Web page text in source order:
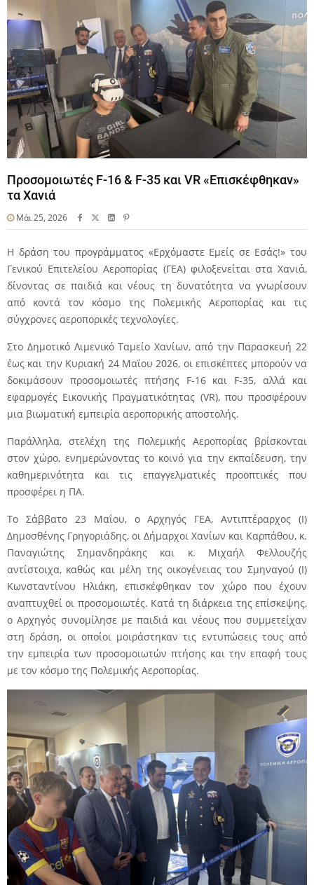
Προσομοιωτές F-16 & F-35 και VR «Επισκέφθηκαν»
τα Χανιά
Μάι 25, 2026
Η δράση του προγράμματος «Ερχόμαστε Εμείς σε Εσάς!» του
Γενικού Επιτελείου Αεροπορίας (ΓΕΑ) φιλοξενείται στα Χανιά,
δίνοντας σε παιδιά και νέους τη δυνατότητα να γνωρίσουν
από κοντά τον κόσμο της Πολεμικής Αεροπορίας και τις
σύγχρονες αεροπορικές τεχνολογίες.
Στο Δημοτικό Λιμενικό Ταμείο Χανίων, από την Παρασκευή 22
έως και την Κυριακή 24 Μαΐου 2026, οι επισκέπτες μπορούν να
δοκιμάσουν προσομοιωτές πτήσης F-16 και F-35, αλλά και
εφαρμογές Εικονικής Πραγματικότητας (VR), που προσφέρουν
μια βιωματική εμπειρία αεροπορικής αποστολής.
Παράλληλα, στελέχη της Πολεμικής Αεροπορίας βρίσκονται
στον χώρο, ενημερώνοντας το κοινό για την εκπαίδευση, την
καθημερινότητα και τις επαγγελματικές προοπτικές που
προσφέρει η ΠΑ.
Το Σάββατο 23 Μαΐου, ο Αρχηγός ΓΕΑ, Αντιπτέραρχος (Ι)
Δημοσθένης Γρηγοριάδης, οι Δήμαρχοι Χανίων και Καρπάθου, κ.
Παναγιώτης Σημανδηράκης και κ. Μιχαήλ Φελλουζής
αντίστοιχα, καθώς και μέλη της οικογένειας του Σμηναγού (Ι)
Κωνσταντίνου Ηλιάκη, επισκέφθηκαν τον χώρο που έχουν
αναπτυχθεί οι προσομοιωτές. Κατά τη διάρκεια της επίσκεψης,
ο Αρχηγός συνομίλησε με παιδιά και νέους που συμμετείχαν
στη δράση, οι οποίοι μοιράστηκαν τις εντυπώσεις τους από
την εμπειρία των προσομοιωτών πτήσης και την επαφή τους
με τον κόσμο της Πολεμικής Αεροπορίας.